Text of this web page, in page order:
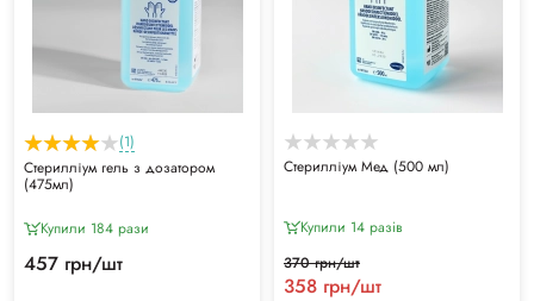
(1)
Стерилліум гель з дозатором
(475мл)
Купили 184 рази
457 грн/шт
Стерилліум Мед (500 мл)
Купили 14 разiв
358 грн/шт
370 грн/шт